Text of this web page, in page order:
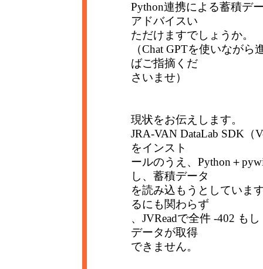
Python連携による蓄積デ
アドバイスい
ただけますでしょうか。
（Chat GPTを使いなが
ばご指摘くだ
さいませ）
現状をお伝えします。
JRA-VAN DataLab SDK（
をインスト
ールのうえ、Python＋
し、蓄積データ
を読み込もうとしていま
るにも関わらず
、JVReadで全件 -402 も
データが取得
できません。